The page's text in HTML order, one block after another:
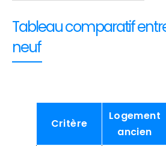
Tableau comparatif
neuf
Critère
Logement
ancien